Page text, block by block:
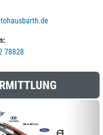
78828